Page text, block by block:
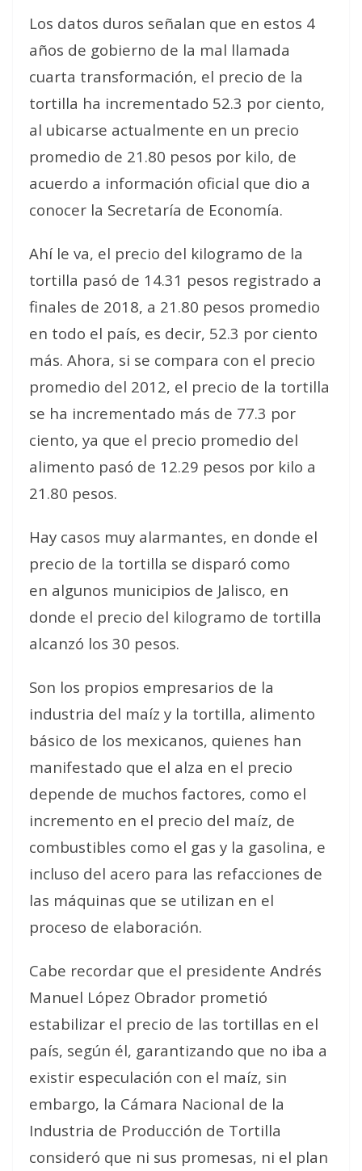
Los datos duros señalan que en estos 4
años de gobierno de la mal llamada
cuarta transformación, el precio de la
tortilla ha incrementado 52.3 por ciento,
al ubicarse actualmente en un precio
promedio de 21.80 pesos por kilo, de
acuerdo a información oficial que dio a
conocer la Secretaría de Economía.
Ahí le va, el precio del kilogramo de la
tortilla pasó de 14.31 pesos registrado a
finales de 2018, a 21.80 pesos promedio
en todo el país, es decir, 52.3 por ciento
más. Ahora, si se compara con el precio
promedio del 2012, el precio de la tortilla
se ha incrementado más de 77.3 por
ciento, ya que el precio promedio del
alimento pasó de 12.29 pesos por kilo a
21.80 pesos.
Hay casos muy alarmantes, en donde el
precio de la tortilla se disparó como
en algunos municipios de Jalisco, en
donde el precio del kilogramo de tortilla
alcanzó los 30 pesos.
Son los propios empresarios de la
industria del maíz y la tortilla, alimento
básico de los mexicanos, quienes han
manifestado que el alza en el precio
depende de muchos factores, como el
incremento en el precio del maíz, de
combustibles como el gas y la gasolina, e
incluso del acero para las refacciones de
las máquinas que se utilizan en el
proceso de elaboración.
Cabe recordar que el presidente Andrés
Manuel López Obrador prometió
estabilizar el precio de las tortillas en el
país, según él, garantizando que no iba a
existir especulación con el maíz, sin
embargo, la Cámara Nacional de la
Industria de Producción de Tortilla
consideró que ni sus promesas, ni el plan